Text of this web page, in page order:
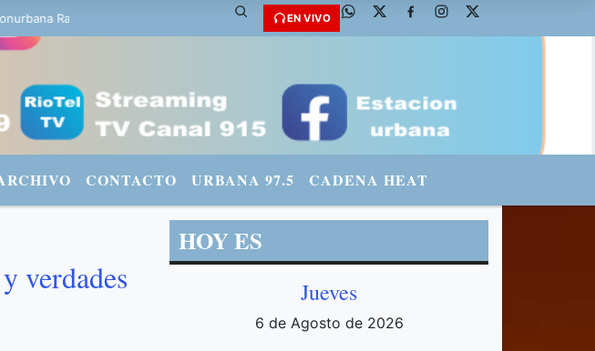
- TWITTER: @fmradiourbana - INSTAGRAM: urbanario3 WHATSAPP: 3571569969
EN VIVO
CONTACTO URBANA 97.5 CADENA HEAT
verdades
HOY ES
Jueves
6 de Agosto de 2026